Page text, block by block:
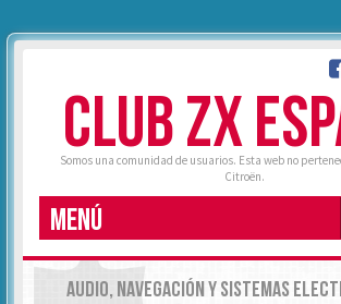
CLUB ZX
Somos una comunidad de usuarios. Esta web no
Citroën.
MENÚ
AUDIO, NAVEGACIÓN Y SISTEMAS